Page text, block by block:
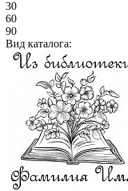
30
60
90
Вид каталога: